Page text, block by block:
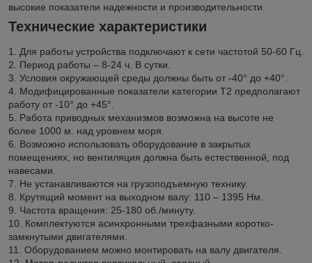
высокие показатели надежности и производительности.
Технические характеристики
1. Для работы устройства подключают к сети частотой 50-60 Гц.
2. Период работы – 8-24 ч. В сутки.
3. Условия окружающей среды должны быть от -40° до +40°.
4. Модифицированные показатели категории Т2 предполагают
работу от -10° до +45°.
5. Работа приводных механизмов возможна на высоте не
более 1000 м. над уровнем моря.
6. Возможно использовать оборудование в закрытых
помещениях, но вентиляция должна быть естественной, под
навесами.
7. Не устанавливаются на грузоподъемную технику.
8. Крутящий момент на выходном валу: 110 – 1395 Нм.
9. Частота вращения: 25-180 об./минуту.
10. Комплектуются асинхронными трехфазными коротко-
замкнутыми двигателями.
11. Оборудованием можно монтировать на валу двигателя.